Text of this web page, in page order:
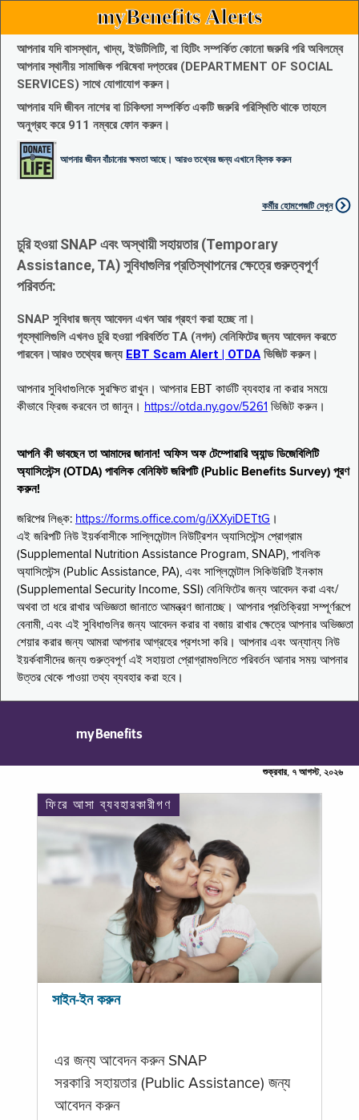
myBenefits Alerts
আপনার যদি বাসস্থান, খাদ্য, ইউটিলিটি, বা হিটিং সম্পর্কিত কোনো জরুরি পরি অবিলম্বে
আপনার স্থানীয় সামাজিক পরিষেবা দপ্তরের (DEPARTMENT OF SOCIAL
SERVICES) সাথে যোগাযোগ করুন।
আপনার যদি জীবন নাশের বা চিকিৎসা সম্পর্কিত একটি জরুরি পরিস্থিতি থাকে তাহলে
অনুগ্রহ করে 911 নম্বরে ফোন করুন।
আপনার জীবন বাঁচানোর ক্ষমতা আছে। আরও তথ্যের জন্য এখানে ক্লিক করুন
কর্মীর হোমপেজটি দেখুন
চুরি হওয়া SNAP এবং অস্থায়ী সহায়তার (Temporary
Assistance, TA) সুবিধাগুলির প্রতিস্থাপনের ক্ষেত্রে গুরুত্বপূর্ণ
পরিবর্তন:
SNAP সুবিধার জন্য আবেদন এখন আর গ্রহণ করা হচ্ছে না।
গৃহস্থালিগুলি এখনও চুরি হওয়া পরিবর্তিত TA (নগদ) বেনিফিটের জ্নয আবেদন করতে
পারবেন।আরও তথ্যের জন্য EBT Scam Alert | OTDA ভিজিট করুন।
আপনার সুবিধাগুলিকে সুরক্ষিত রাখুন। আপনার EBT কার্ডটি ব্যবহার না করার সময়ে
কীভাবে ফ্রিজ করবেন তা জানুন। https://otda.ny.gov/5261 ভিজিট করুন।
আপনি কী ভাবছেন তা আমাদের জানান! অফিস অফ টেম্পোরারি অ্যান্ড ডিজেবিলিটি
অ্যাসিস্টেন্স (OTDA) পাবলিক বেনিফিট জরিপটি (Public Benefits Survey) পূরণ
করুন!
জরিপের লিঙ্ক: https://forms.office.com/g/iXXyiDETtG ।
এই জরিপটি নিউ ইয়র্কবাসীকে সাপ্লিমেন্টাল নিউট্রিশন অ্যাসিস্টেন্স প্রোগ্রাম
(Supplemental Nutrition Assistance Program, SNAP), পাবলিক
অ্যাসিস্টেন্স (Public Assistance, PA), এবং সাপ্লিমেন্টাল সিকিউরিটি ইনকাম
(Supplemental Security Income, SSI) বেনিফিটের জন্য আবেদন করা এবং/
অথবা তা ধরে রাখার অভিজ্ঞতা জানাতে আমন্ত্রণ জানাচ্ছে। আপনার প্রতিক্রিয়া সম্পূর্ণরূপে
বেনামী, এবং এই সুবিধাগুলির জন্য আবেদন করার বা বজায় রাখার ক্ষেত্রে আপনার অভিজ্ঞতা
শেয়ার করার জন্য আমরা আপনার আগ্রহের প্রশংসা করি। আপনার এবং অন্যান্য নিউ
ইয়র্কবাসীদের জন্য গুরুত্বপূর্ণ এই সহায়তা প্রোগ্রামগুলিতে পরিবর্তন আনার সময় আপনার
উত্তর থেকে পাওয়া তথ্য ব্যবহার করা হবে।
myBenefits
শুক্রবার, ৭ আগস্ট, ২০২৬
ফিরে আসা ব্যবহারকারীগণ
সাইন-ইন করুন
এর জন্য আবেদন করুন SNAP
সরকারি সহায়তার (Public Assistance) জন্য
আবেদন করুন